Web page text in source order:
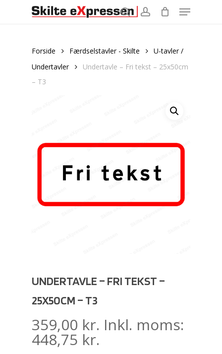
Menu
Forside Færdselstavler - Skilte
U-tavler /
Undertavler
Undertavle – Fri tekst – 25x50cm
– T3
UNDERTAVLE – FRI TEKST –
25X50CM – T3
359,00 kr. Inkl. moms:
448,75 kr.